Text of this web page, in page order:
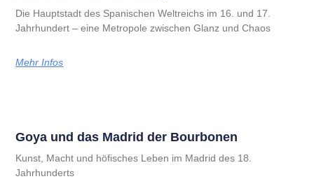
Die Hauptstadt des Spanischen Weltreichs im 16. und 17.
Jahrhundert – eine Metropole zwischen Glanz und Chaos
Mehr Infos
Goya und das Madrid der Bourbonen
Kunst, Macht und höfisches Leben im Madrid des 18.
Jahrhunderts